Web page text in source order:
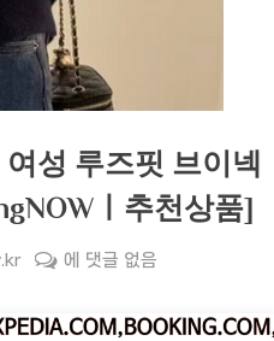
성 루즈핏 브이넥
ㅣ추천상품]
[잇
나
에 댓글 없음